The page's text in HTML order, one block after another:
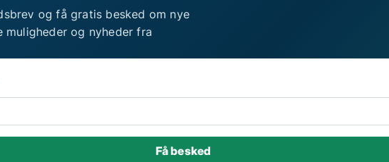
og få gratis besked om nye
muligheder og nyheder fra